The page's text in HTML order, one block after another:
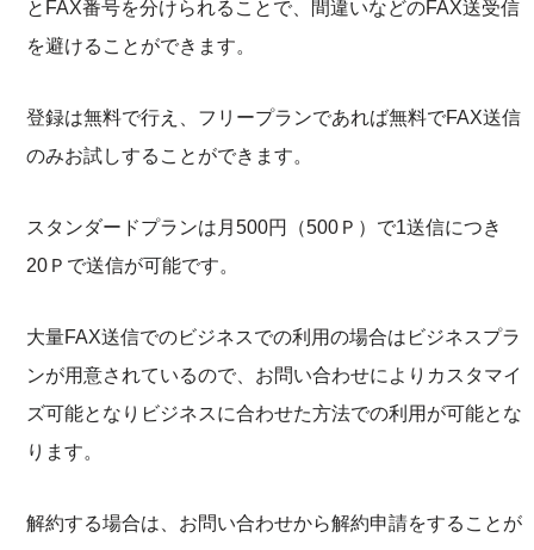
とFAX番号を分けられることで、間違いなどのFAX送受信
を避けることができます。
登録は無料で行え、フリープランであれば無料でFAX送信
のみお試しすることができます。
スタンダードプランは月500円（500Ｐ）で1送信につき
20Ｐで送信が可能です。
大量FAX送信でのビジネスでの利用の場合はビジネスプラ
ンが用意されているので、お問い合わせによりカスタマイ
ズ可能となりビジネスに合わせた方法での利用が可能とな
ります。
解約する場合は、お問い合わせから解約申請をすることが